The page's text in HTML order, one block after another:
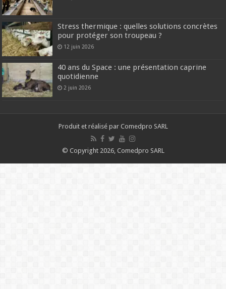
Stress thermique : quelles solutions concrètes
pour protéger son troupeau ?
12 juin 2026
40 ans du Space : une présentation caprine
quotidienne
2 juin 2026
Produit et réalisé par Comedpro SARL
© Copyright 2026, Comedpro SARL